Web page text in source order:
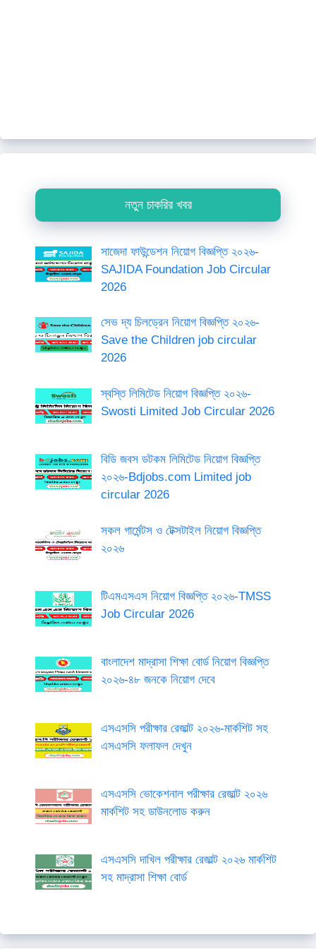
নতুন চাকরির খবর
সাজেদা ফাউন্ডেশন নিয়োগ বিজ্ঞপ্তি ২০২৬-
SAJIDA Foundation Job Circular
2026
সেভ দ্য চিলড্রেন নিয়োগ বিজ্ঞপ্তি ২০২৬-
Save the Children job circular
2026
স্বস্তি লিমিটেড নিয়োগ বিজ্ঞপ্তি ২০২৬-
Swosti Limited Job Circular 2026
বিডি জবস ডটকম লিমিটেড নিয়োগ বিজ্ঞপ্তি
২০২৬-Bdjobs.com Limited job
circular 2026
সকল গার্মেন্টস ও টেক্সটাইল নিয়োগ বিজ্ঞপ্তি
২০২৬
টিএমএসএস নিয়োগ বিজ্ঞপ্তি ২০২৬-TMSS
Job Circular 2026
বাংলাদেশ মাদ্রাসা শিক্ষা বোর্ড নিয়োগ বিজ্ঞপ্তি
২০২৬-৪৮ জনকে নিয়োগ দেবে
এসএসসি পরীক্ষার রেজাল্ট ২০২৬-মার্কশিট সহ
এসএসসি ফলাফল দেখুন
এসএসসি ভোকেশনাল পরীক্ষার রেজাল্ট ২০২৬
মার্কশিট সহ ডাউনলোড করুন
এসএসসি দাখিল পরীক্ষার রেজাল্ট ২০২৬ মার্কশিট
সহ মাদ্রাসা শিক্ষা বোর্ড